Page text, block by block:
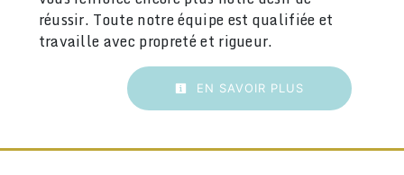
réussir. Toute notre équipe est qualifiée et
travaille avec propreté et rigueur.
EN SAVOIR PLUS